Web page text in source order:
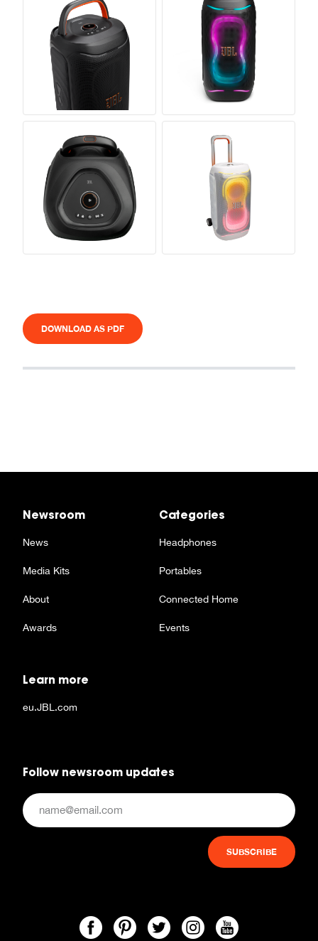
DOWNLOAD AS PDF
Newsroom
News
Media Kits
About
Awards
Categories
Headphones
Portables
Connected Home
Events
Learn more
eu.JBL.com
Follow newsroom updates